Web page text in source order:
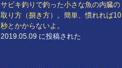
サビキ釣りで釣った小さな魚の内臓の
取り方（捌き方）。簡単、慣れれば10
秒とかからないよ。
2019.05.09 に投稿された